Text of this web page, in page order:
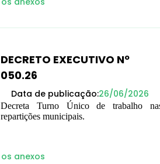
DECRETO EXECUTIVO Nº
050.26
Data de publicação:26/06/2026
Decreta Turno Único de trabalho
repartições municipais.
anexos